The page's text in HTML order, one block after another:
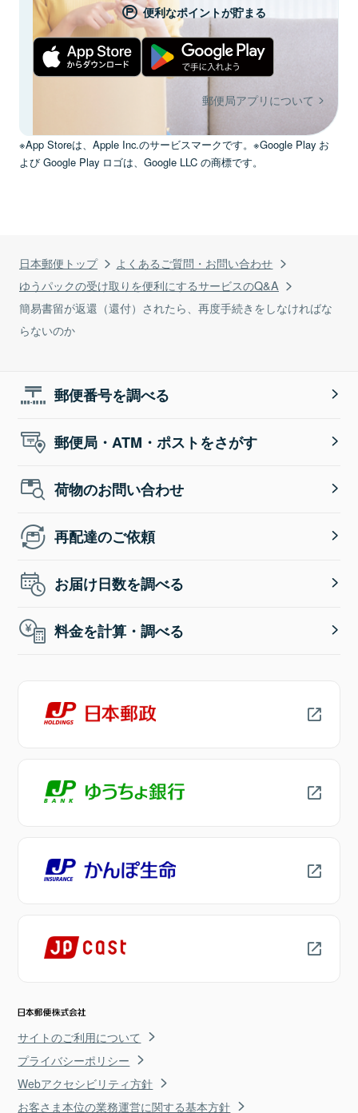
日本郵便トップ
よくあるご質問・お問い合わせ
ゆうパックの受け取りを便利にするサービスのQ&A
簡易書留が返還（還付）されたら、再度手続きをしなければな
らないのか
便利なポイントが貯まる
郵便局アプリについて
※App Storeは、Apple Inc.のサービスマークです。※Google Play お
よび Google Play ロゴは、Google LLC の商標です。
郵便番号を調べる
郵便局・ATM・ポストをさがす
荷物のお問い合わせ
再配達のご依頼
お届け日数を調べる
料金を計算・調べる
サイトのご利用について
プライバシーポリシー
Webアクセシビリティ方針
お客さま本位の業務運営に関する基本方針